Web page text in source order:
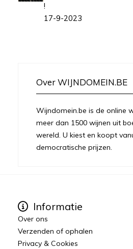
!
17-9-2023
Over WIJNDOMEIN.BE
Wijndomein.be is de online
meer dan 1500 wijnen uit
wereld. U kiest en koopt
democratische prijzen.
Informatie
Over ons
Verzenden of ophalen
Privacy & Cookies